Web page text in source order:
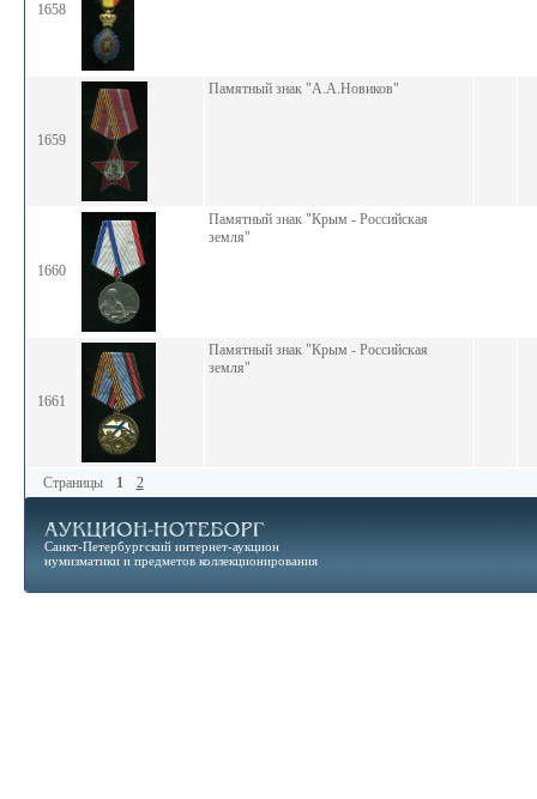
1658
1659
Памятный знак "А.А.Новиков"
1660
Памятный знак "Крым - Российская
земля"
1661
Памятный знак "Крым - Российская
земля"
Страницы 1 2
Санкт-Петербургский интернет-аукцион
нумизматики и предметов коллекционирования